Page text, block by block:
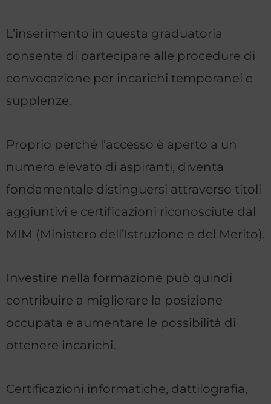
L’inserimento in questa graduatoria
consente di partecipare alle procedure di
convocazione per incarichi temporanei e
supplenze.
Proprio perché l’accesso è aperto a un
numero elevato di aspiranti, diventa
fondamentale distinguersi attraverso titoli
aggiuntivi e certificazioni riconosciute dal
MIM (Ministero dell’Istruzione e del Merito).
Investire nella formazione può quindi
contribuire a migliorare la posizione
occupata e aumentare le possibilità di
ottenere incarichi.
Certificazioni informatiche, dattilografia,